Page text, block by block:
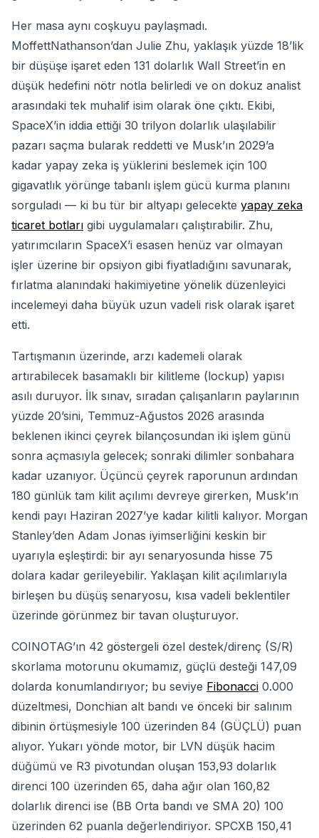
Her masa aynı coşkuyu paylaşmadı.
MoffettNathanson’dan Julie Zhu, yaklaşık yüzde 18’lik
bir düşüşe işaret eden 131 dolarlık Wall Street’in en
düşük hedefini nötr notla belirledi ve on dokuz analist
arasındaki tek muhalif isim olarak öne çıktı. Ekibi,
SpaceX’in iddia ettiği 30 trilyon dolarlık ulaşılabilir
pazarı saçma bularak reddetti ve Musk’ın 2029’a
kadar yapay zeka iş yüklerini beslemek için 100
gigavatlık yörünge tabanlı işlem gücü kurma planını
sorguladı — ki bu tür bir altyapı gelecekte yapay zeka
ticaret botları gibi uygulamaları çalıştırabilir. Zhu,
yatırımcıların SpaceX’i esasen henüz var olmayan
işler üzerine bir opsiyon gibi fiyatladığını savunarak,
fırlatma alanındaki hakimiyetine yönelik düzenleyici
incelemeyi daha büyük uzun vadeli risk olarak işaret
etti.
Tartışmanın üzerinde, arzı kademeli olarak
artırabilecek basamaklı bir kilitleme (lockup) yapısı
asılı duruyor. İlk sınav, sıradan çalışanların paylarının
yüzde 20’sini, Temmuz-Ağustos 2026 arasında
beklenen ikinci çeyrek bilançosundan iki işlem günü
sonra açmasıyla gelecek; sonraki dilimler sonbahara
kadar uzanıyor. Üçüncü çeyrek raporunun ardından
180 günlük tam kilit açılımı devreye girerken, Musk’ın
kendi payı Haziran 2027’ye kadar kilitli kalıyor. Morgan
Stanley’den Adam Jonas iyimserliğini keskin bir
uyarıyla eşleştirdi: bir ayı senaryosunda hisse 75
dolara kadar gerileyebilir. Yaklaşan kilit açılımlarıyla
birleşen bu düşüş senaryosu, kısa vadeli beklentiler
üzerinde görünmez bir tavan oluşturuyor.
COINOTAG’ın 42 göstergeli özel destek/direnç (S/R)
skorlama motorunu okumamız, güçlü desteği 147,09
dolarda konumlandırıyor; bu seviye Fibonacci 0.000
düzeltmesi, Donchian alt bandı ve önceki bir salınım
dibinin örtüşmesiyle 100 üzerinden 84 (GÜÇLÜ) puan
alıyor. Yukarı yönde motor, bir LVN düşük hacim
düğümü ve R3 pivotundan oluşan 153,93 dolarlık
direnci 100 üzerinden 65, daha ağır olan 160,82
dolarlık direnci ise (BB Orta bandı ve SMA 20) 100
üzerinden 62 puanla değerlendiriyor. SPCXB 150,41